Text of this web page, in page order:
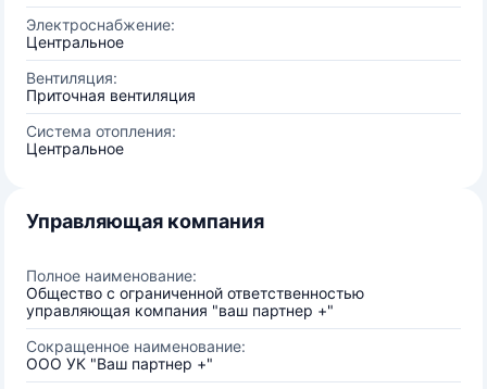
Электроснабжение:
Центральное
Вентиляция:
Приточная вентиляция
Система отопления:
Центральное
Управляющая компания
Полное наименование:
Общество с ограниченной ответственностью
управляющая компания "ваш партнер +"
Сокращенное наименование:
ООО УК "Ваш партнер +"